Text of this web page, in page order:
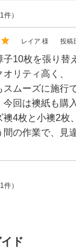
〈
リメ
〈メ
デザ
〈ク
〈
）
レイア 様 投稿
10枚を張り替
リティ高く、
スムーズに施行
今回は襖紙も購
襖4枚と小襖2枚
間の作業で、見
）
ド